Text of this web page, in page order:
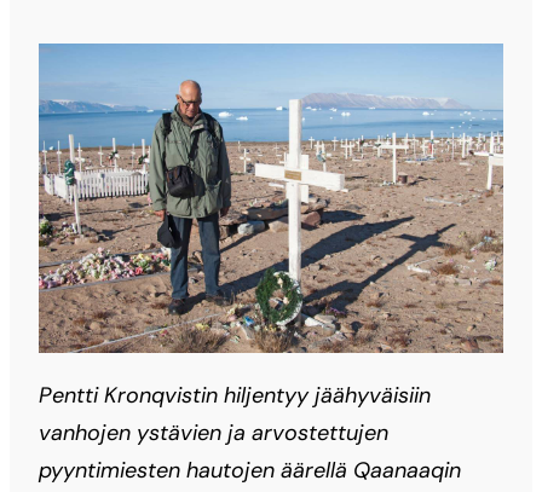
Pentti Kronqvistin hiljentyy jäähyväisiin
vanhojen ystävien ja arvostettujen
pyyntimiesten hautojen äärellä Qaanaaqin